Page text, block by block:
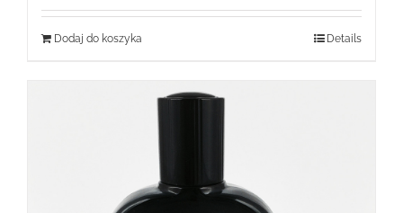
Dodaj do koszyka Details